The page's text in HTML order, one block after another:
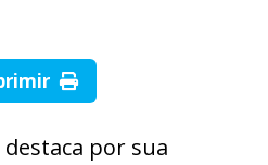
por sua